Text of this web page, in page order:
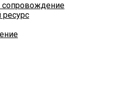
сопровождение